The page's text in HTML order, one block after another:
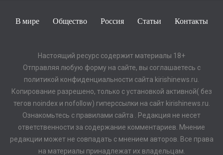
В мире Общество Россия Статьи Контакты
Настоящий ресурс содержит материалы 18+
Отправляя любую форму на сайте, вы соглашаетесь с
политикой конфиденциальности сайта kirishinews.ru.
Копирование разрешено, только с установкой активной( без
тегов noindex и nofollow) гиперссылки на сайт kirishinews.ru.
Ознакомьтесь с правилами сайта . Редакция не несет
ответственности за содержание комментариев. Мнение
редакции может не совпадать с мнением авторов. Все права
на материалы принадлежат их владельцам.